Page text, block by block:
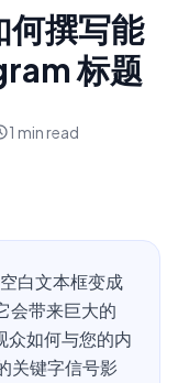
何撰写能
标题
1 min read
白文本框变成
会带来巨大的
众如何与您的内
关键字信号影